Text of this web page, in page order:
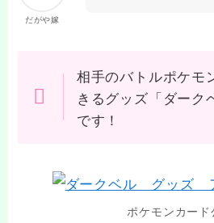
だがや嫁
相手のバトルポケモ
きるグッズ「ダーク
です！
ポケモンカード